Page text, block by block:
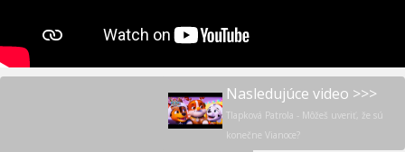
Nasledujúce video >>>
Tlapková Patrola - Môžeš uveriť, že sú
konečne Vianoce?